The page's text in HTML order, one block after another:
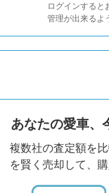
ログインすると
管理が出来るよ
あなたの愛車、
複数社の査定額を
を賢く売却して、